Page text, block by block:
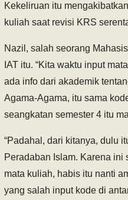
Kekeliruan itu
kuliah saat revisi KRS
Nazil, salah seorang
IAT itu. “Kita waktu input
ada info dari akademik
Agama-Agama, itu sama
seangkatan semester 4 itu
“Padahal, dari kitanya, dulu
Peradaban Islam. Karena
mata kuliah, habis itu nanti
yang salah input kode di